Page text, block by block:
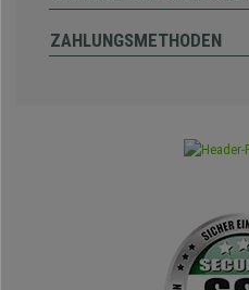
ZAHLUNGSMETHODEN